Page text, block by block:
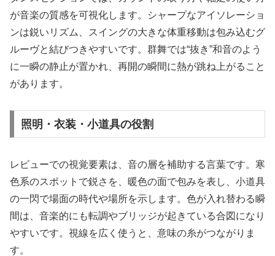
が音楽の質感を可視化します。シャープなアイソレーショ
ンは鋭いリズム、スイングの大きな体重移動は包み込むグ
ルーヴと結びつきやすいです。群舞では“抜き”和音のよう
に一瞬の静止が置かれ、再開の瞬間に熱が跳ね上がること
があります。
照明・衣装・小道具の役割
レビューでの視覚要素は、音の層を補助する言葉です。寒
色系のスポットで鋭さを、暖色の面で包みを表し、小道具
の一閃で場面の時代や場所を示します。色が入れ替わる瞬
間は、音楽的にも転調やブリッジが起きている合図になり
やすいです。視線を広く使うと、意味の糸がつながりま
す。